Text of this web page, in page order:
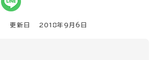
更新日 2018年9月6日